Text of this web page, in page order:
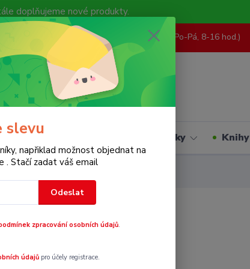
doplňujeme nové produkty.
Hledat
si rady? Zavolejte. + 420 773 967 062 (Po-Pá, 8-16 hod.)
Dámské Hračky Knihy
slevu
napřiklad možnost objednat na
. Stačí zadat váš email
Odeslat
zpracování osobních údajů.
údajůpro účely registrace.